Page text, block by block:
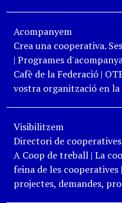
Acompanyem
Crea una cooperativa.
| Programes
Cafè de la Federació|
vostra organització en
Visibilitzem
Directori de cooperatives
A Coop de treball| La
feina de les cooperatives|
projectes, demandes,